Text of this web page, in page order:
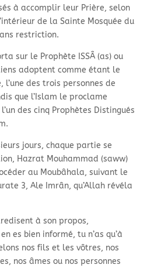
à accomplir leur Prière, selon
de la Sainte Mosquée du
restriction.
sur le Prophète ISSÂ (as) ou
adoptent comme étant le
l’une des trois personnes de
que l’Islam le proclame
l’un des cinq Prophètes Distingués
jours, chaque partie se
Hazrat Mouhammad (saww)
au Moubâhala, suivant le
3, Ale Imrân, qu’Allah révéla
à son propos,
es bien informé, tu n’as qu’à
nos fils et les vôtres, nos
nos âmes ou nos personnes